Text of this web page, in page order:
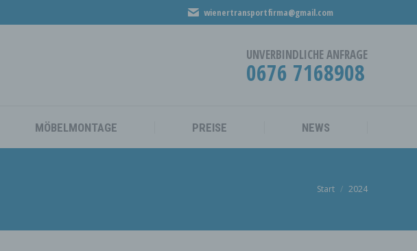
wienertransportfirma@gmail.com
UNVERBINDLICHE ANFRAGE
0676 7168908
MÖBELMONTAGE PREISE NEWS
Sie befinden sich
Start 2024